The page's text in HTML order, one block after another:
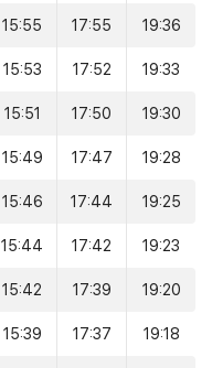
15:55 17:55 19:36
15:53 17:52 19:33
15:51 17:50 19:30
15:49 17:47 19:28
15:46 17:44 19:25
15:44 17:42 19:23
15:42 17:39 19:20
15:39 17:37 19:18